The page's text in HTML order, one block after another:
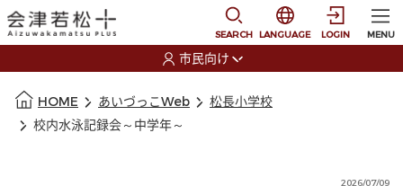
SEARCH
選択すると言語の切
LANGUAGE LOGIN MENU
市民向け
HOME あいづっこWeb
松長小学校
校内水泳記録会～中学年～
2026/07/09